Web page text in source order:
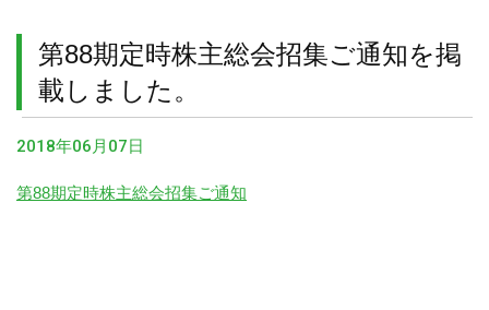
第88期定時株主総会招集ご通知を掲
載しました。
2018年06月07日
第88期定時株主総会招集ご通知